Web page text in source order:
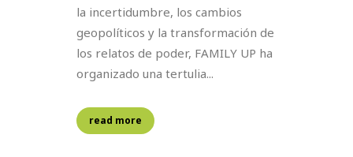
la incertidumbre, los cambios
geopolíticos y la transformación de
los relatos de poder, FAMILY UP ha
organizado una tertulia...
read more